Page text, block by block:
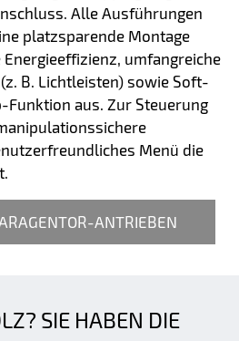
Alle Ausführungen
platzsparende Montage
Energieeffizienz, umfangreiche
B. Lichtleisten) sowie Soft-
aus. Zur Steuerung
Menü die
ANTRIEBEN
SIE HABEN DIE